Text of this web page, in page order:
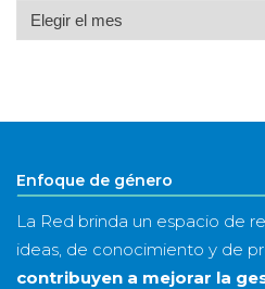
Archivo
por
año
Enfoque de género
La Red brinda un espacio de
ideas, de conocimiento y de
contribuyen a mejorar la